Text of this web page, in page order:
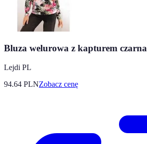
Bluza welurowa z kapturem czarna
Lejdi PL
94.64 PLNZobacz cenę